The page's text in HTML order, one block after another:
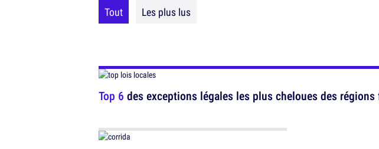
Tout Les plus lus
Top 6 des exceptions légales les plus cheloues des